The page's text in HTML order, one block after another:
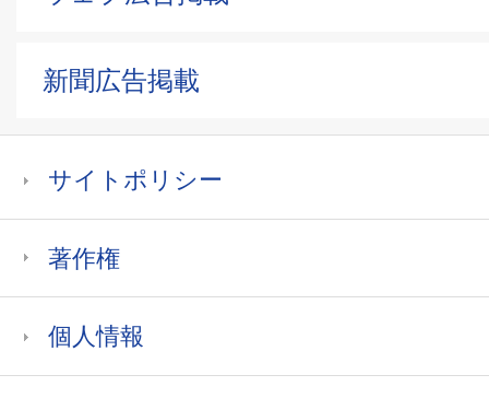
新聞広告掲載
サイトポリシー
著作権
個人情報